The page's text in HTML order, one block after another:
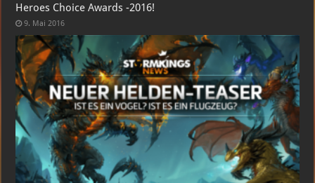
Heroes Choice Awards -2016!
9. Mai 2016